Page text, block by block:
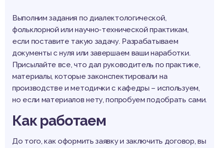
Выполним задания по диалектологической,
фольклорной или научно-технической практикам,
если поставите такую задачу. Разрабатываем
документы с нуля или завершаем ваши наработки.
Присылайте все, что дал руководитель по практике,
материалы, которые законспектировали на
производстве и методички с кафедры – используем,
но если материалов нету, попробуем подобрать сами.
Как работаем
До того, как оформить заявку и заключить договор, вы